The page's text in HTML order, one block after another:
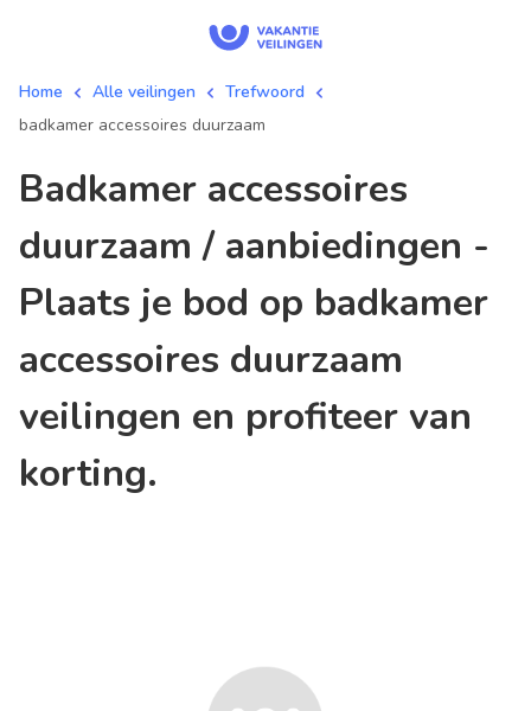
Home Alle veilingen
Trefwoord
badkamer accessoires duurzaam
badkamer accessoires
duurzaam / aanbiedingen -
Plaats je bod op badkamer
accessoires duurzaam
veilingen en profiteer van
korting.